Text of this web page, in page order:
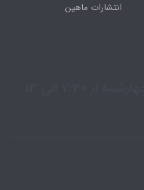
انتشارات ماهین